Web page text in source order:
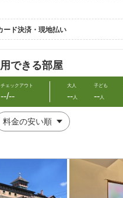
ために ■
セリングシートにご協力ください
円〜/要事前TEL予約）
/よもぎ蒸し
ージ/占いカウンセリング
美ボディへ ■
導入食でゆっくりスタート
や果実、
キリな身体に戻していきます
素材のドリンク
タミンたっぷりのスムージーや
ード決済・現地払い
できる部屋
チェックアウト
--/--
大人
--人
子ども
--人